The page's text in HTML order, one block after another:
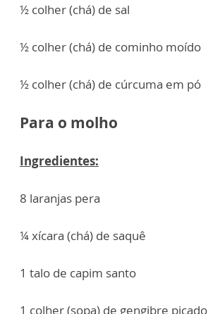
½ colher (chá) de sal
½ colher (chá) de cominho moído
½ colher (chá) de cúrcuma em pó
Para o molho
Ingredientes:
8 laranjas pera
¼ xícara (chá) de saquê
1 talo de capim santo
1 colher (sopa) de gengibre picado